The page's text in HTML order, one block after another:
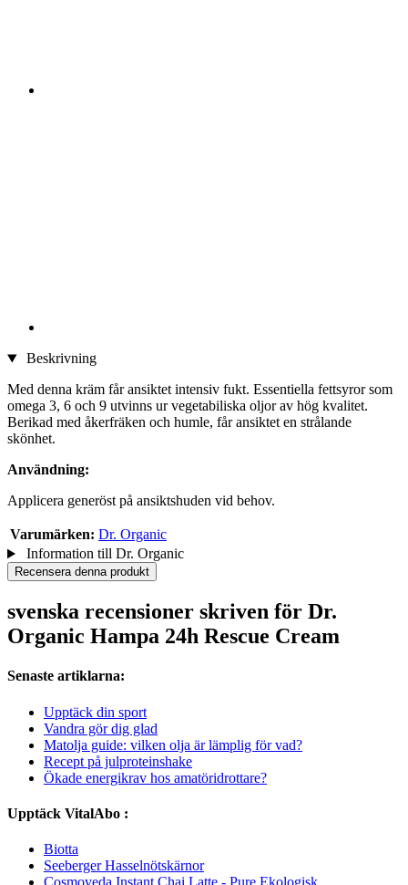
Beskrivning
Med denna kräm får ansiktet intensiv fukt. Essentiella fettsyror som
omega 3, 6 och 9 utvinns ur vegetabiliska oljor av hög kvalitet.
Berikad med åkerfräken och humle, får ansiktet en strålande
skönhet.
Användning:
Applicera generöst på ansiktshuden vid behov.
Varumärken: Dr. Organic
Information till Dr. Organic
Recensera denna produkt
svenska recensioner skriven för Dr.
Organic Hampa 24h Rescue Cream
Senaste artiklarna:
Upptäck din sport
Vandra gör dig glad
Matolja guide: vilken olja är lämplig för vad?
Recept på julproteinshake
Ökade energikrav hos amatöridrottare?
Upptäck VitalAbo :
Biotta
Seeberger Hasselnötskärnor